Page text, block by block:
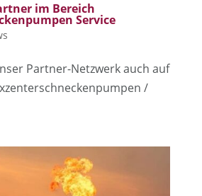
im Bereich
Service
Partner-Netzwerk auch auf
/